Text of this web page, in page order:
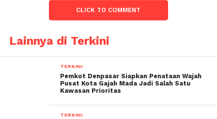
CLICK TO COMMENT
Lainnya di Terkini
TERKINI
Pemkot Denpasar Siapkan Penataan Wajah
Pusat Kota Gajah Mada Jadi Salah Satu
Kawasan Prioritas
TERKINI